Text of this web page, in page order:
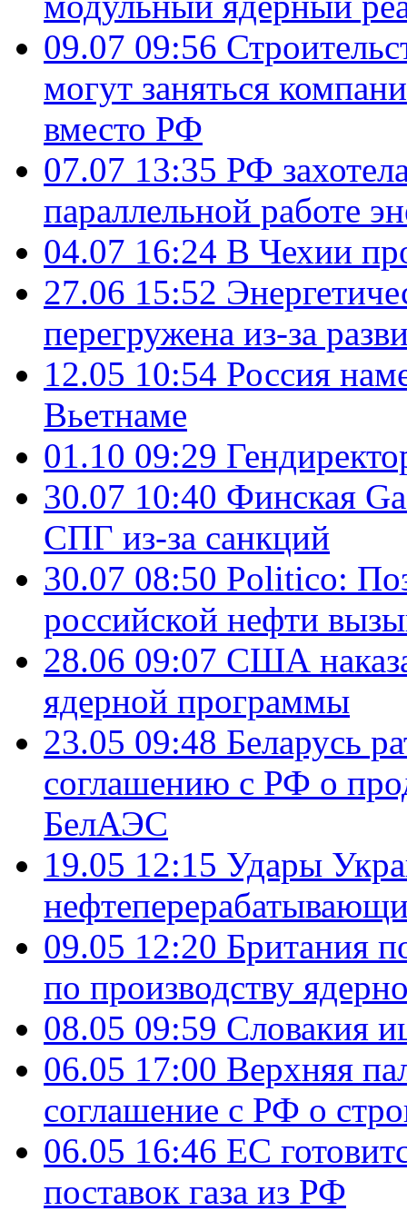
09.07 09:56
могут заняться
вместо РФ
07.07 13:35 РФ
параллельной работе
04.07 16:24 В Чехии
27.06 15:52
перегружена из-за
12.05 10:54 Россия
Вьетнаме
01.10 09:29
30.07 10:40 Финская
СПГ из-за санкций
30.07 08:50 Politico:
российской нефти
28.06 09:07 США
ядерной программы
23.05 09:48 Беларусь
соглашению с РФ о
БелАЭС
19.05 12:15 Удары
09.05 12:20 Британия
по производству
08.05 09:59 Словакия
06.05 17:00 Верхняя
соглашение с РФ о
06.05 16:46 ЕС
поставок газа из РФ